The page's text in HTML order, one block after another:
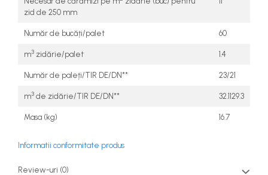
zid de 250 mm
Număr de bucăți/palet 60
m3 zidărie/palet 1.4
Număr de paleți/TIR DE/DN** 23/21
m3 de zidărie/TIR DE/DN** 32.1129.3
Masa (kg) 16.7
Informatii conformitate produs
Review-uri (0)